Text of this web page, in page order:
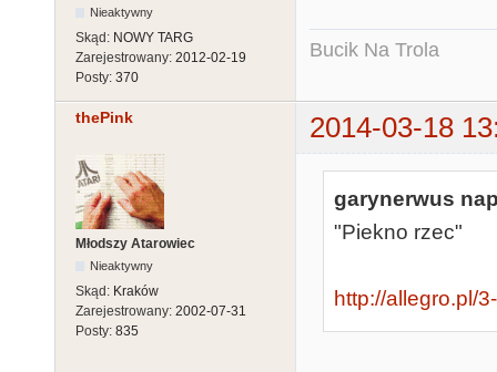
Nieaktywny
Skąd: NOWY TARG
Zarejestrowany: 2012-02-19
Posty: 370
Bucik Na Trola
thePink 2014-03-18
Młodszy Atarowiec
Nieaktywny
Skąd: Kraków
Zarejestrowany: 2002-07-31
Posty: 835
garynerwus
"Piekno rzec"
http://allegro.pl/